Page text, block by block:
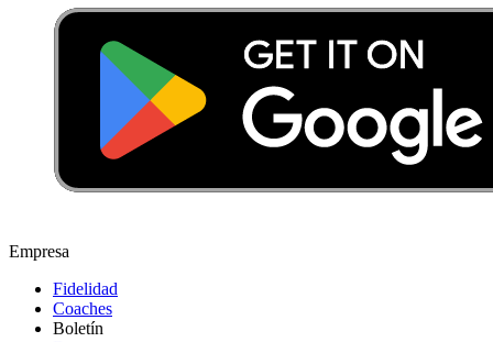
Empresa
Fidelidad
Coaches
Boletín